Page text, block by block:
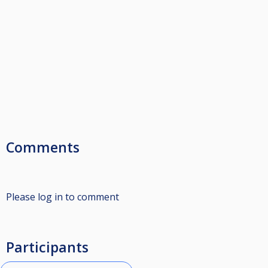
Comments
Please log in to comment
Participants